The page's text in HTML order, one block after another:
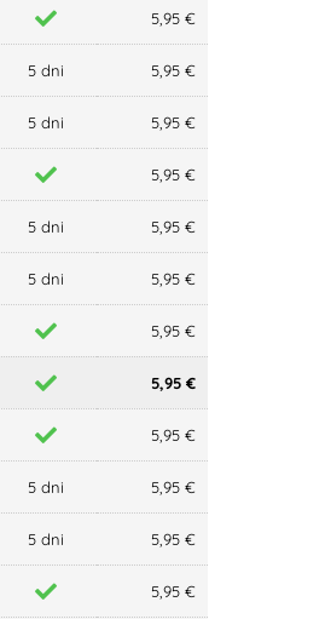
5,95 €
5 dni 5,95 €
5 dni 5,95 €
5,95 €
5 dni 5,95 €
5 dni 5,95 €
5,95 €
5,95 €
5,95 €
5 dni 5,95 €
5 dni 5,95 €
5,95 €